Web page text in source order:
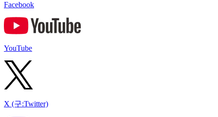
Facebook
YouTube
X (구:Twitter)